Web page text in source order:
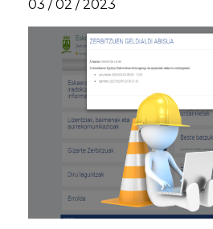
03 / 02 / 2023